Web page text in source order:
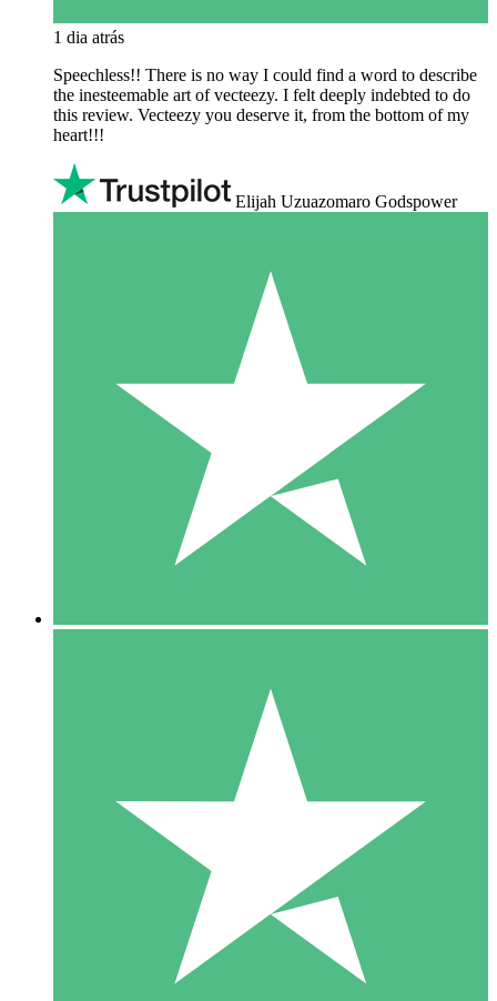
1 dia atrás
Speechless!! There is no way I could find a word to describe
the inesteemable art of vecteezy. I felt deeply indebted to do
this review. Vecteezy you deserve it, from the bottom of my
heart!!!
Elijah Uzuazomaro Godspower